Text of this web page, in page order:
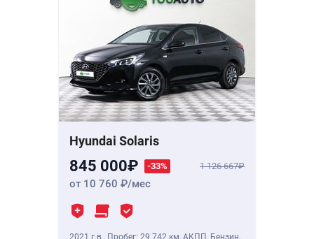
Hyundai Solaris
845 000 -33% 1 126 667
от 10 760 /мес